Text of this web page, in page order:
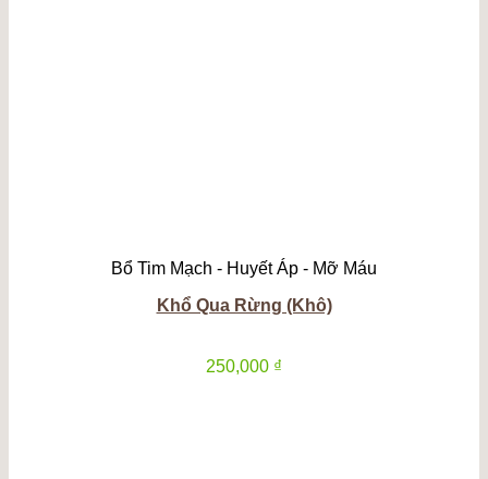
Bổ Tim Mạch - Huyết Áp - Mỡ Máu
Khổ Qua Rừng (Khô)
250,000 ₫